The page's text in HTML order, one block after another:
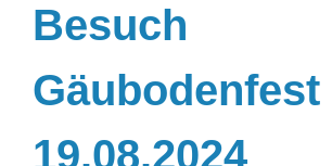
Besuch
Gäubodenfest
19.08.2024